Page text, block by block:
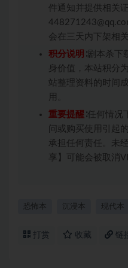
件通知并提供相关
会在三天内下架相
积分说明 ∶剧本杀下
身价值，本站积分
站整理资料的时间
用。
重要提醒 ∶任何情况
问或购买使用引起
承担任何责任。未
享】可能会被取消
恐怖本 沉浸本 现代本
打赏 收藏 链